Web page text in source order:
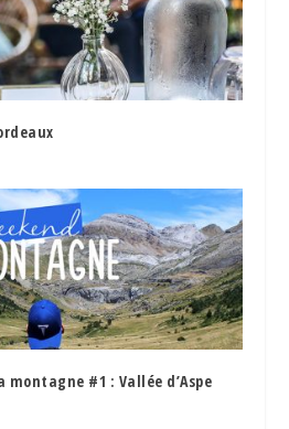
montagne #1 : Vallée d’Aspe